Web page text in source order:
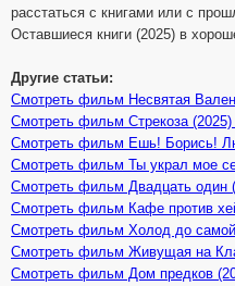
расстаться с книгами или с
Оставшиеся книги (2025) в
Другие статьи:
Смотреть фильм Несвятая
Смотреть фильм Стрекоза (2025)
Смотреть фильм Ешь! Борись!
Смотреть фильм Ты украл мое
Смотреть фильм Двадцать один
Смотреть фильм Кафе против
Смотреть фильм Холод до
Смотреть фильм Живущая на
Смотреть фильм Дом предков